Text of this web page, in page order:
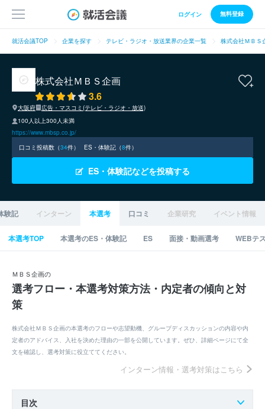
ログイン 無料登録
就活会議TOP 企業を探す テレビ・ラジオ・放送業界の企業一覧 株式会社ＭＢＳ
株式会社ＭＢＳ企画
3.6
大阪府
広告・マスコミ(テレビ・ラジオ・放送)
100人以上300人未満
https://www.mbsp.co.jp/
口コミ投稿数（34件） ES・体験記（8件）
ES・体験記などを投稿する
験記 インターン 本選考 口コミ 企業研究 イベント情報
本選考TOP 本選考のES・体験記 ES 面接・動画選考 WEBテ
ＭＢＳ企画の
選考フロー・本選考対策方法・内定者の傾向と対
策
株式会社ＭＢＳ企画の本選考のフローや志望動機、グループディスカッションの内容や内
定者のアドバイス、入社を決めた理由の一部を公開しています。ぜひ、詳細ページにて全
文を確認し、選考対策に役立ててください。
インターン情報・選考対策はこちら
目次